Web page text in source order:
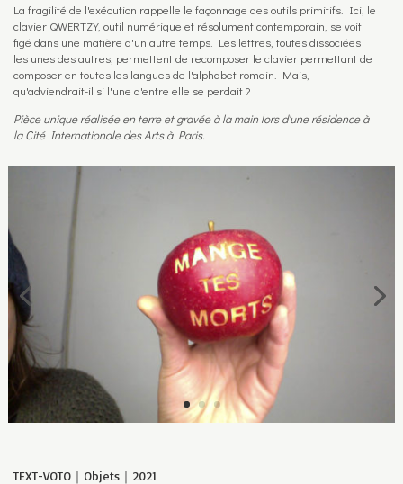
La fragilité de l'exécution rappelle le façonnage des outils primitifs. Ici, le
clavier QWERTZY, outil numérique et résolument contemporain, se voit
figé dans une matière d'un autre temps. Les lettres, toutes dissociées
les unes des autres, permettent de recomposer le clavier permettant de
composer en toutes les langues de l'alphabet romain. Mais,
qu'adviendrait-il si l'une d'entre elle se perdait ?
Pièce uniqueréalisée en terre et gravée à la main lors d'une résidence à
la Cité Internationale des Arts à Paris.
TEXT-VOTO｜Objets｜2021